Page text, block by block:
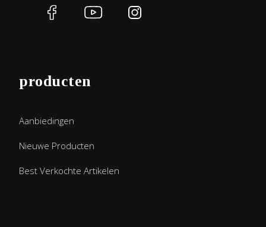
producten
Aanbiedingen
Nieuwe Producten
Best Verkochte Artikelen